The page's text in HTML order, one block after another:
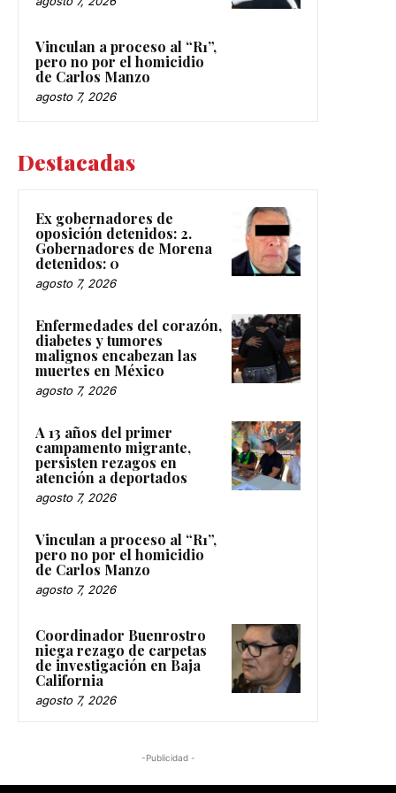
Vinculan a proceso al “R1”,
pero no por el homicidio
de Carlos Manzo
agosto 7, 2026
Destacadas
Ex gobernadores de
oposición detenidos: 2.
Gobernadores de Morena
detenidos: 0
agosto 7, 2026
Enfermedades del corazón,
diabetes y tumores
malignos encabezan las
muertes en México
agosto 7, 2026
A 13 años del primer
campamento migrante,
persisten rezagos en
atención a deportados
agosto 7, 2026
Vinculan a proceso al “R1”,
pero no por el homicidio
de Carlos Manzo
agosto 7, 2026
Coordinador Buenrostro
niega rezago de carpetas
de investigación en Baja
California
agosto 7, 2026
-Publicidad -